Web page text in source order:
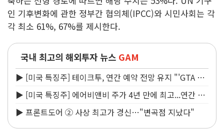
인 기후변화에 관한 정부간 협의체(IPCC)와 시민사회는 각
각 최소 61%, 67%를 제시한다.
국내 최고의 해외투자 뉴스 GAM
▶ [미국 특징주] 테이크투, 연간 예약 전망 유지 "'GTA VI
▶ [미국 특징주] 에어비앤비 주가 4년 만에 최고...연간 매
▶ 프론트도어 ② 사상 최고가 경신…"변곡점 지났다"